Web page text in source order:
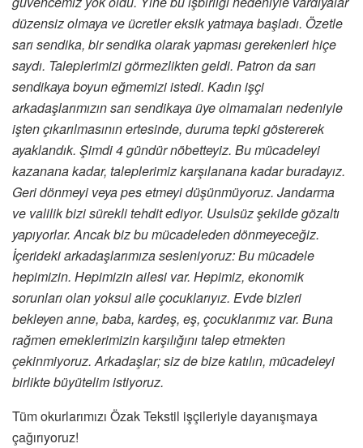
düzensiz olmaya ve ücretler eksik yatmaya başladı. Özetle
sarı sendika, bir sendika olarak yapması gerekenleri hiçe
saydı. Taleplerimizi görmezlikten geldi. Patron da sarı
sendikaya boyun eğmemizi istedi. Kadın işçi
arkadaşlarımızın sarı sendikaya üye olmamaları nedeniyle
işten çıkarılmasının ertesinde, duruma tepki göstererek
ayaklandık. Şimdi 4 gündür nöbetteyiz. Bu mücadeleyi
kazanana kadar, taleplerimiz karşılanana kadar buradayız.
Geri dönmeyi veya pes etmeyi düşünmüyoruz. Jandarma
ve valilik bizi sürekli tehdit ediyor. Usulsüz şekilde gözaltı
yapıyorlar. Ancak biz bu mücadeleden dönmeyeceğiz.
İçerideki arkadaşlarımıza sesleniyoruz: Bu mücadele
hepimizin. Hepimizin ailesi var. Hepimiz, ekonomik
sorunları olan yoksul aile çocuklarıyız. Evde bizleri
bekleyen anne, baba, kardeş, eş, çocuklarımız var. Buna
rağmen emeklerimizin karşılığını talep etmekten
çekinmiyoruz. Arkadaşlar; siz de bize katılın, mücadeleyi
birlikte büyütelim istiyoruz.
Tüm okurlarımızı Özak Tekstil işçileriyle dayanışmaya
çağırıyoruz!